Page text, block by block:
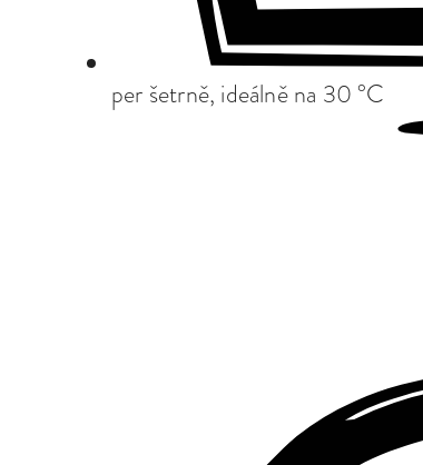
per šetrně, ideálně na 30 °C